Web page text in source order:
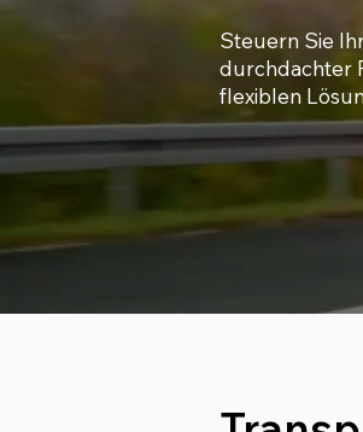
Steuern Sie
durchdachter
flexiblen